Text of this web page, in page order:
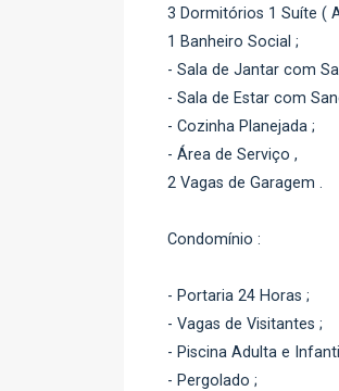
3 Dormitórios 1 Suíte (
1 Banheiro Social ;
- Sala de Jantar com
- Sala de Estar com
- Cozinha Planejada ;
- Área de Serviço ,
2 Vagas de Garagem .
Condomínio :
- Portaria 24 Horas ;
- Vagas de Visitantes ;
- Piscina Adulta e
- Pergolado ;